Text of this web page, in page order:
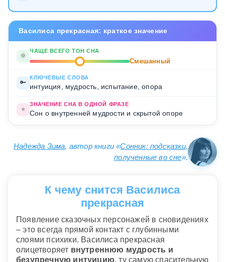
Василиса прекрасная: краткое значение
🌞
ЧАЩЕ ВСЕГО ТОН СНА
Смешанный
🔑
КЛЮЧЕВЫЕ СЛОВА
интуиция, мудрость, испытание, опора
⭐
ЗНАЧЕНИЕ СНА В ОДНОЙ ФРАЗЕ
Сон о внутренней мудрости и скрытой опоре
Надежда Зима, автор книги «Сонник: подсказки,
полученные во сне».
К чему снится Василиса
прекрасная
Появление сказочных персонажей в сновидениях
– это всегда прямой контакт с глубинными
слоями психики. Василиса прекрасная
олицетворяет внутреннюю мудрость и
безупречную интуицию, ту самую спасительную